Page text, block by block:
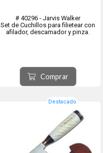
# 40296 - Jarvis Walker
Set de Cuchillos para filietear con
afilador, descamador y pinza.
Comprar
Destacado